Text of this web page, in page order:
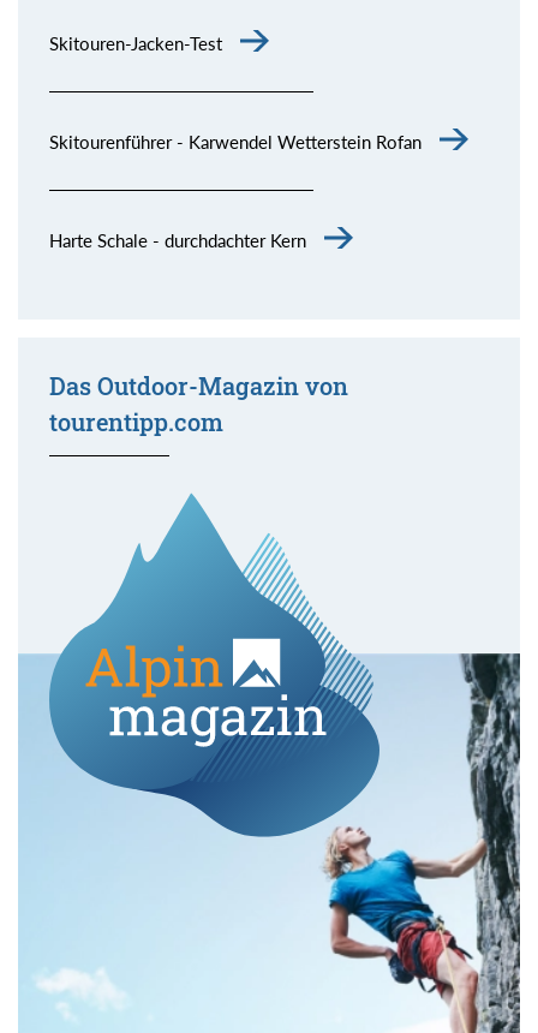
Skitouren-Jacken-Test
Skitourenführer - Karwendel Wetterstein Rofan
Harte Schale - durchdachter Kern
Das Outdoor-Magazin von
tourentipp.com